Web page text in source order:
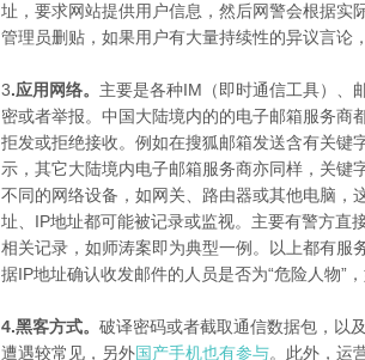
址，要求网站提供用户信息，然后网警会根据实
管理员删贴，如果用户有大量持续性的异议言论
3.应用网络。 主要是各种IM（即时通信工具）、
密或者举报。中国大陆境内的的电子邮箱服务
拒发或拒绝接收。例如在搜狐邮箱发送含有关键
示，其它大陆境内电子邮箱服务商亦同样，关键
不同的网络设备，如网关、路由器或其他电脑，
址、IP地址都可能被记录或监视。主要有警方直
相关记录，如师涛案即为典型一例。以上都有服
据IP地址确认收发邮件的人员是否为“危险人物”
4.黑客方式。 破译密码或者截取通信数据包，以
遭遇较常见，另外国产手机也有参与。此外，运